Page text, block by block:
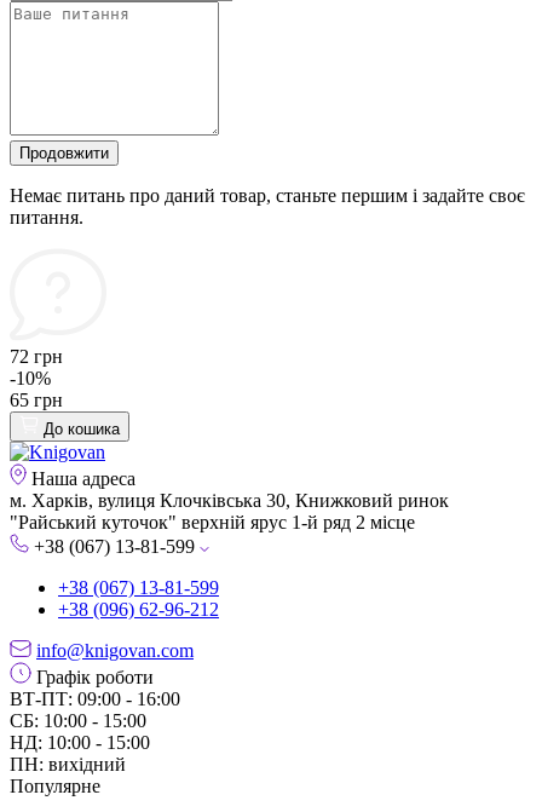
Продовжити
Немає питань про даний товар, станьте першим і задайте своє
питання.
72 грн
-10%
65 грн
До кошика
Наша адреса
м. Харків, вулиця Клочківська 30, Книжковий ринок
"Райський куточок" верхній ярус 1-й ряд 2 місце
+38 (067) 13-81-599
+38 (067) 13-81-599
+38 (096) 62-96-212
info@knigovan.com
Графік роботи
ВТ-ПТ: 09:00 - 16:00
СБ: 10:00 - 15:00
НД: 10:00 - 15:00
ПН: вихідний
Популярне